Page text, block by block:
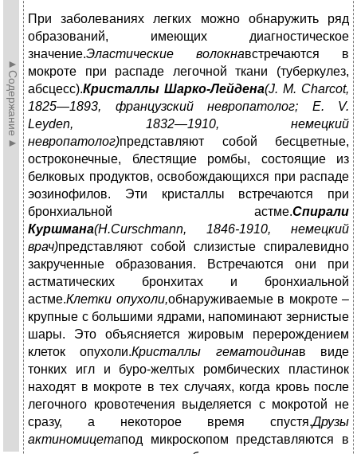
►Содержание►
При заболеваниях легких можно обнаружить ряд
образований, имеющих диагностическое
значение.Эластические волокнавстречаются в
мокроте при распаде легочной ткани (туберкулез,
абсцесс).Кристаллы Шарко-Лейдена(J. М. Charcot,
1825—1893, французский невропатолог; Е. V.
Leyden, 1832—1910, немецкий
невропатолог)представляют собой бесцветные,
остроконечные, блестящие ромбы, состоящие из
белковых продуктов, освобождающихся при распаде
эозинофилов. Эти кристаллы встречаются при
бронхиальной астме.Спирали
Куршмана(H.Curschmann, 1846-1910, немецкий
врач)представляют собой слизистые спиралевидно
закрученные образования. Встречаются они при
астматических бронхитах и бронхиальной
астме.Клетки опухоли,обнаруживаемые в мокроте –
крупные с большими ядрами, напоминают зернистые
шары. Это объясняется жировым перерождением
клеток опухоли.Кристаллы гематоидинав виде
тонких игл и буро-желтых ромбических пластинок
находят в мокроте в тех случаях, когда кровь после
легочного кровотечения выделяется с мокротой не
сразу, а некоторое время спустя.Друзы
актиномицетапод микроскопом представляются в